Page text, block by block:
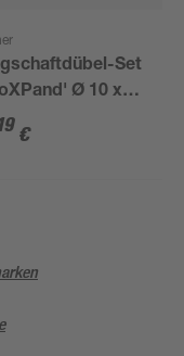
Set
Ø 10 x
mm FUS mit
€